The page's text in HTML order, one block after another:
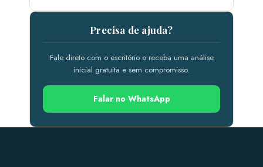
Precisa de ajuda?
Fale direto com o escritório e receba uma análise
inicial gratuita e sem compromisso.
Falar no WhatsApp